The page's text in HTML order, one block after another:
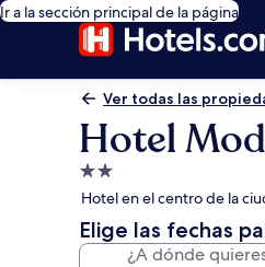
Ir a la sección principal de la página
Ver todas las
Hotel
Propiedad
de
2.0
estrellas
Hotel en el centro de la
Elige las fechas
¿A dónde